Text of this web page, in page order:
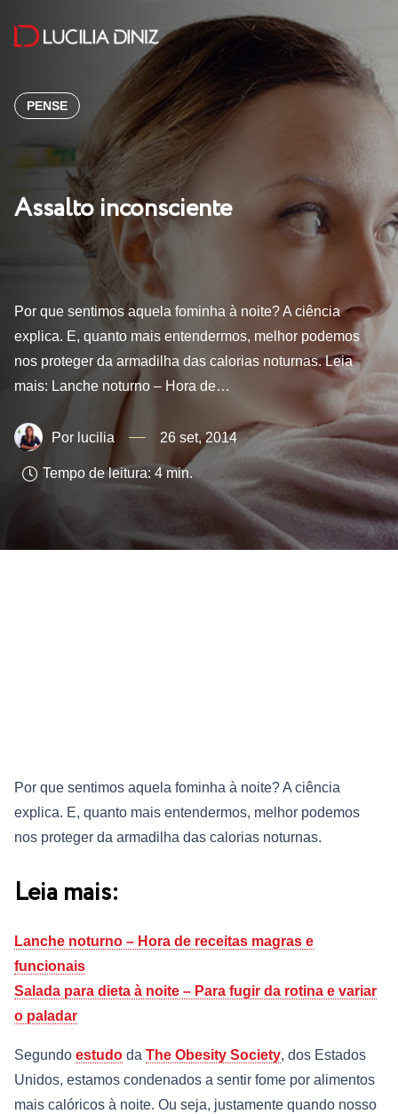
PENSE
Assalto inconsciente
Por que sentimos aquela fominha à noite? A ciência
explica. E, quanto mais entendermos, melhor podemos
nos proteger da armadilha das calorias noturnas. Leia
mais: Lanche noturno – Hora de…
lucilia 26 set, 2014
Tempo de leitura: 4 min.
Por que sentimos aquela fominha à noite? A ciência
explica. E, quanto mais entendermos, melhor podemos
nos proteger da armadilha das calorias noturnas.
Leia mais:
Lanche noturno – Hora de receitas magras e
funcionais
Salada para dieta à noite – Para fugir da rotina e variar
o paladar
Segundo estudo da The Obesity Society, dos Estados
Unidos, estamos condenados a sentir fome por alimentos
mais calóricos à noite. Ou seja, justamente quando nosso